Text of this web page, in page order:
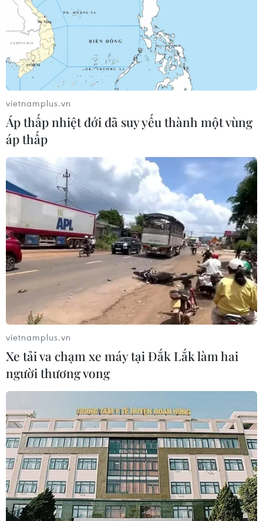
TIN CÙNG CHUYÊN MỤC
Cộng hòa Dân chủ Congo ghi nhận
hơn 300 trẻ em tử vong do Ebola
08/08/2026 15:21
vietnamplus.vn
Áp thấp nhiệt đới đã suy yếu thành một vùng
áp thấp
vietnamplus.vn
Xe tải va chạm xe máy tại Đắk Lắk làm hai
người thương vong